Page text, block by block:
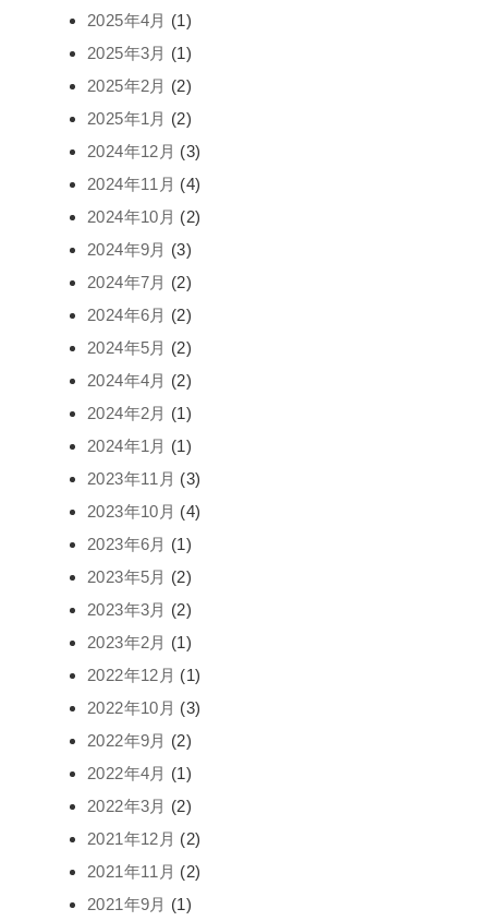
2025年4月 (1)
2025年3月 (1)
2025年2月 (2)
2025年1月 (2)
2024年12月 (3)
2024年11月 (4)
2024年10月 (2)
2024年9月 (3)
2024年7月 (2)
2024年6月 (2)
2024年5月 (2)
2024年4月 (2)
2024年2月 (1)
2024年1月 (1)
2023年11月 (3)
2023年10月 (4)
2023年6月 (1)
2023年5月 (2)
2023年3月 (2)
2023年2月 (1)
2022年12月 (1)
2022年10月 (3)
2022年9月 (2)
2022年4月 (1)
2022年3月 (2)
2021年12月 (2)
2021年11月 (2)
2021年9月 (1)